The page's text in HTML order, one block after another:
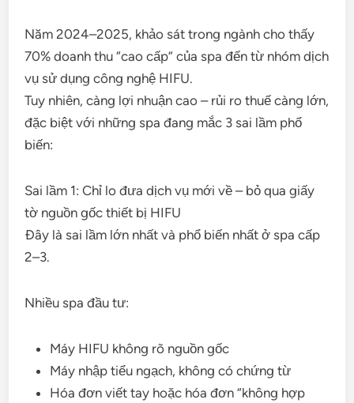
Năm 2024–2025, khảo sát trong ngành cho thấy
70% doanh thu “cao cấp” của spa đến từ nhóm dịch
vụ sử dụng công nghệ HIFU.
Tuy nhiên, càng lợi nhuận cao – rủi ro thuế càng lớn,
đặc biệt với những spa đang mắc 3 sai lầm phổ
biến:
Sai lầm 1: Chỉ lo đưa dịch vụ mới về – bỏ qua giấy
tờ nguồn gốc thiết bị HIFU
Đây là sai lầm lớn nhất và phổ biến nhất ở spa cấp
2–3.
Nhiều spa đầu tư:
Máy HIFU không rõ nguồn gốc
Máy nhập tiểu ngạch, không có chứng từ
Hóa đơn viết tay hoặc hóa đơn “không hợp